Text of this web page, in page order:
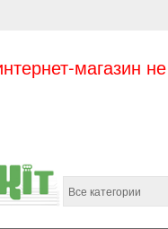
магазин